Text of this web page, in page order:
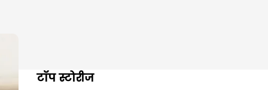
टॉप स्टोरीज